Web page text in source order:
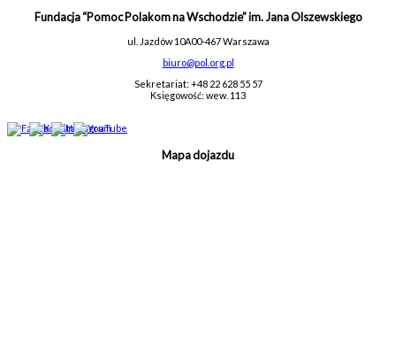
Fundacja “Pomoc Polakom na Wschodzie” im. Jana Olszewskiego
ul. Jazdów 10A00-467 Warszawa
biuro@pol.org.pl
Sekretariat: +48 22 628 55 57
Księgowość: wew. 113
Mapa dojazdu